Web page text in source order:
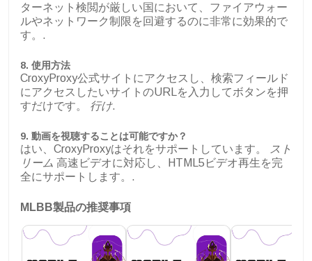
ターネット検閲が厳しい国において、ファイアウォー
ルやネットワーク制限を回避するのに非常に効果的で
す。.
8. 使用方法
CroxyProxy公式サイトにアクセスし、検索フィールド
にアクセスしたいサイトのURLを入力してボタンを押
すだけです。 行け.
9. 動画を視聴することは可能ですか？
はい、CroxyProxyはそれをサポートしています。
スト
リーム 高速ビデオに対応し、HTML5ビデオ再生を完
全にサポートします。.
MLBB製品の推奨事項